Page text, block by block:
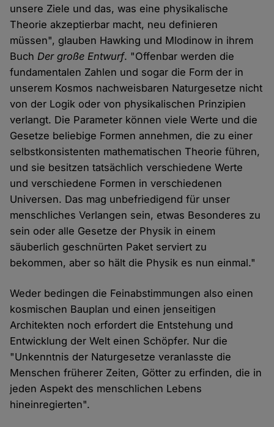
unsere Ziele und das, was eine physikalische
Theorie akzeptierbar macht, neu definieren
müssen", glauben Hawking und Mlodinow in ihrem
BuchDer große Entwurf. "Offenbar werden die
fundamentalen Zahlen und sogar die Form der in
unserem Kosmos nachweisbaren Naturgesetze nicht
von der Logik oder von physikalischen Prinzipien
verlangt. Die Parameter können viele Werte und die
Gesetze beliebige Formen annehmen, die zu einer
selbstkonsistenten mathematischen Theorie führen,
und sie besitzen tatsächlich verschiedene Werte
und verschiedene Formen in verschiedenen
Universen. Das mag unbefriedigend für unser
menschliches Verlangen sein, etwas Besonderes zu
sein oder alle Gesetze der Physik in einem
säuberlich geschnürten Paket serviert zu
bekommen, aber so hält die Physik es nun einmal."
Weder bedingen die Feinabstimmungen also einen
kosmischen Bauplan und einen jenseitigen
Architekten noch erfordert die Entstehung und
Entwicklung der Welt einen Schöpfer. Nur die
"Unkenntnis der Naturgesetze veranlasste die
Menschen früherer Zeiten, Götter zu erfinden, die in
jeden Aspekt des menschlichen Lebens
hineinregierten".